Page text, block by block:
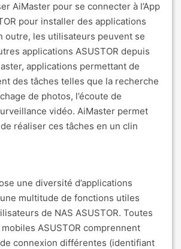
AiMaster pour se connecter à l’App
pour installer des applications
outre, les utilisateurs peuvent se
applications ASUSTOR depuis
applications permettant de
des tâches telles que la recherche
de photos, l’écoute de
vidéo. AiMaster permet
réaliser ces tâches en un clin
une diversité d’applications
multitude de fonctions utiles
de NAS ASUSTOR. Toutes
ASUSTOR comprennent
connexion différentes (identifiant